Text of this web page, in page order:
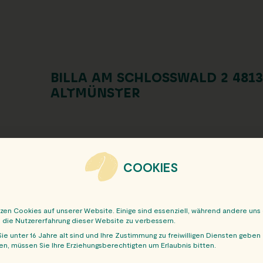
BILLA AM SCHLOSSWALD 2 4813
ALTMÜNSTER
COOKIES
Cookies auf unserer Website. Einige sind essenziell, während andere
Nutzererfahrung dieser Website zu verbessern.
unter 16 Jahre alt sind und Ihre Zustimmung zu freiwilligen Diensten geben
müssen Sie Ihre Erziehungsberechtigten um Erlaubnis bitten.